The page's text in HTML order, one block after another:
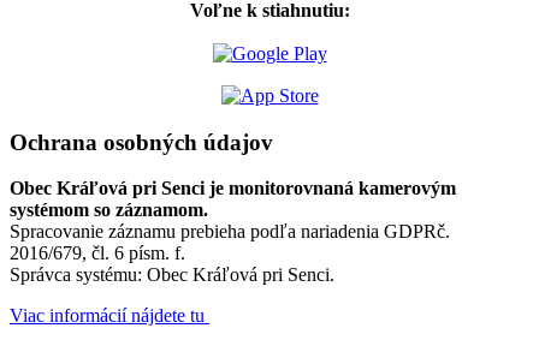
Voľne k stiahnutiu:
Ochrana osobných údajov
Obec Kráľová pri Senci je monitorovnaná kamerovým
systémom so záznamom.
Spracovanie záznamu prebieha podľa nariadenia GDPRč.
2016/679, čl. 6 písm. f.
Správca systému: Obec Kráľová pri Senci.
Viac informácií nájdete tu